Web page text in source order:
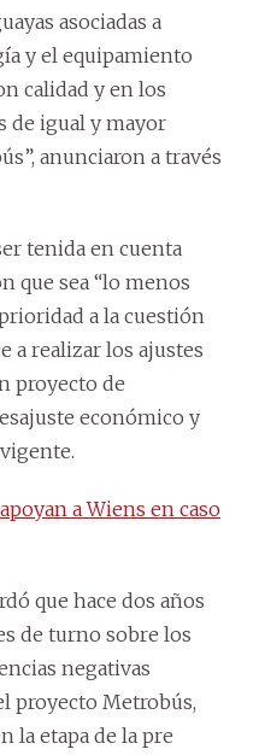
asociadas a
y el equipamiento
calidad y en los
de igual y mayor
anunciaron a través
tenida en cuenta
que sea “lo menos
a la cuestión
a realizar los ajustes
proyecto de
económico y
a Wiens en caso
que hace dos años
de turno sobre los
negativas
proyecto Metrobús,
la etapa de la pre